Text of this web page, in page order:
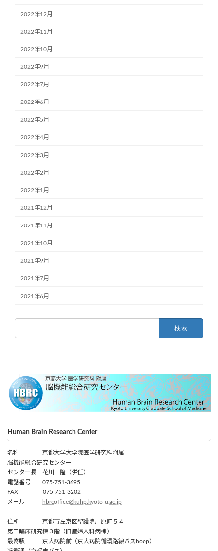
2022年12月
2022年11月
2022年10月
2022年9月
2022年7月
2022年6月
2022年5月
2022年4月
2022年3月
2022年2月
2022年1月
2021年12月
2021年11月
2021年10月
2021年9月
2021年7月
2021年6月
Human Brain Research Center
名称 京都大学大学院医学研究科附属
脳機能総合研究センター
センター長 花川 隆（併任）
電話番号 075-751-3695
FAX 075-751-3202
メール
hbrcoffice@kuhp.kyoto-u.ac.jp
住所 京都市左京区聖護院川原町５４
第三臨床研究棟３階（旧産婦人科病棟）
最寄駅 京大病院前（京大病院循環路線バスhoop）